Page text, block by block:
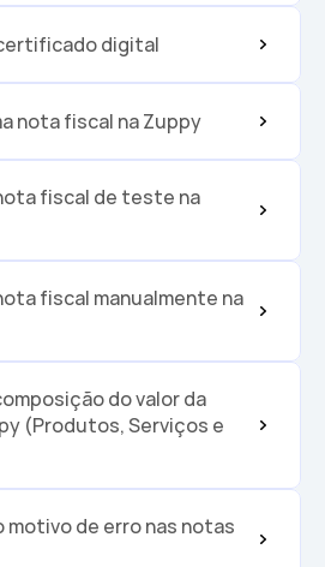
digital
nota fiscal na Zuppy
fiscal de teste na
fiscal manualmente na
do valor da
(Produtos, Serviços e
de erro nas notas